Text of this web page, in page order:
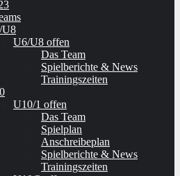
U8
U6/U8 offen
Das Team
Spielberichte & News
Trainingszeiten
U10/1 offen
Das Team
Spielplan
Anschreibeplan
Spielberichte & News
Trainingszeiten